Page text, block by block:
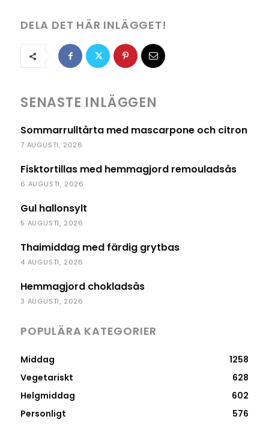
DELA DET HÄR INLÄGGET!
SENASTE INLÄGGEN
Sommarrulltårta med mascarpone och citron
7 AUGUSTI, 2026
Fisktortillas med hemmagjord remouladsås
6 AUGUSTI, 2026
Gul hallonsylt
5 AUGUSTI, 2026
Thaimiddag med färdig grytbas
4 AUGUSTI, 2026
Hemmagjord chokladsås
3 AUGUSTI, 2026
POPULÄRA KATEGORIER
Middag
1258
Vegetariskt
628
Helgmiddag
602
Personligt
576